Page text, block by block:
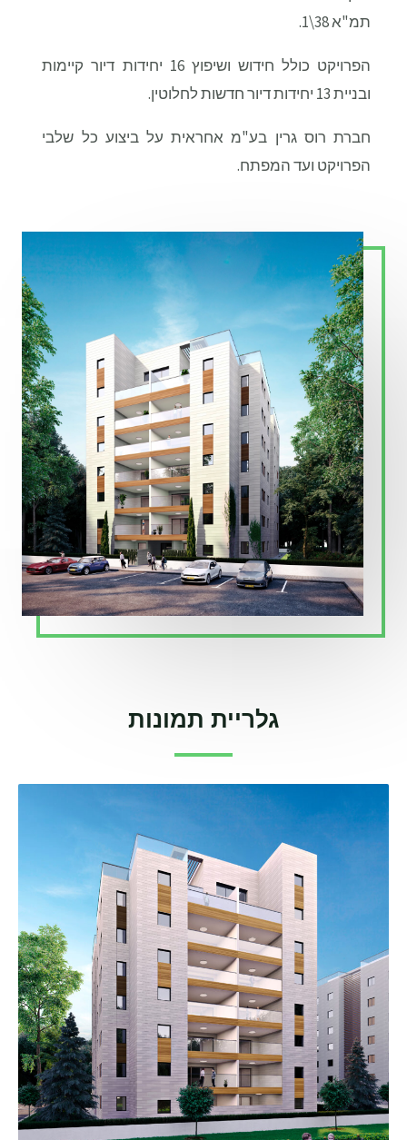
תמ"א 38\1.
הפרויקט כולל חידוש ושיפוץ 16 יחידות דיור קיימות
ובניית 13 יחידות דיור חדשות לחלוטין.
חברת רוס גרין בע"מ אחראית על ביצוע כל שלבי
הפרויקט ועד המפתח.
גלריית תמונות